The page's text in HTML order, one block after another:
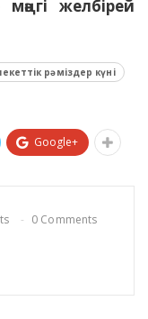
желбірей
рәміздер күні
Google+
0 Comments